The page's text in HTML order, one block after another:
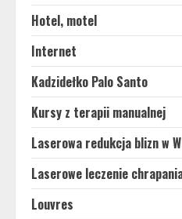
Hotel, motel
Internet
Kadzidełko Palo Santo
Kursy z terapii manualnej
Laserowa redukcja blizn w
Laserowe leczenie
Louvres